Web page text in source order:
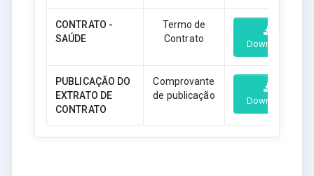
CONTRATO -
SAÚDE
Termo de
Contrato
Download
PUBLICAÇÃO DO
EXTRATO DE
CONTRATO
Comprovante
de publicação
Download